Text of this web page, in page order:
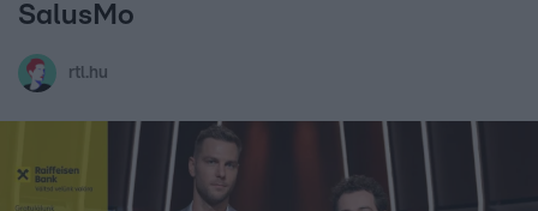
SalusMo
rtl.hu